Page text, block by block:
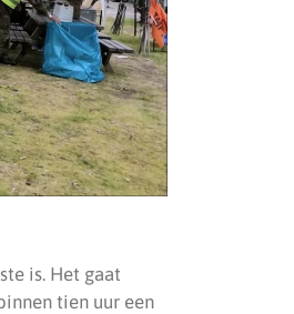
is. Het gaat
tien uur een